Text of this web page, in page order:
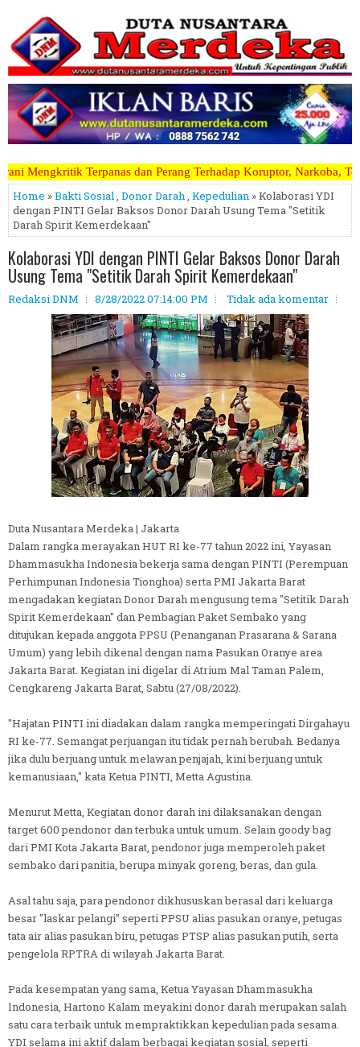
Terhadap Koruptor, Narkoba, Teroris Musuh Rakyat
Home »Bakti Sosial, Donor Darah, Kepedulian » Kolaborasi YDI
dengan PINTI Gelar Baksos Donor Darah Usung Tema "Setitik
Darah Spirit Kemerdekaan"
Kolaborasi YDI dengan PINTI Gelar Baksos Donor Darah
Usung Tema "Setitik Darah Spirit Kemerdekaan"
Redaksi DNM 8/28/2022 07:14:00 PM Tidak ada komentar
Duta Nusantara Merdeka | Jakarta
Dalam rangka merayakan HUT RI ke-77 tahun 2022 ini, Yayasan
Dhammasukha Indonesia bekerja sama dengan PINTI (Perempuan
Perhimpunan Indonesia Tionghoa) serta PMI Jakarta Barat
mengadakan kegiatan Donor Darah mengusung tema "Setitik Darah
Spirit Kemerdekaan" dan Pembagian Paket Sembako yang
ditujukan kepada anggota PPSU (Penanganan Prasarana & Sarana
Umum) yang lebih dikenal dengan nama Pasukan Oranye area
Jakarta Barat. Kegiatan ini digelar di Atrium Mal Taman Palem,
Cengkareng Jakarta Barat, Sabtu (27/08/2022).
"Hajatan PINTI ini diadakan dalam rangka memperingati Dirgahayu
RI ke-77. Semangat perjuangan itu tidak pernah berubah. Bedanya
jika dulu berjuang untuk melawan penjajah, kini berjuang untuk
kemanusiaan," kata Ketua PINTI, Metta Agustina.
Menurut Metta, Kegiatan donor darah ini dilaksanakan dengan
target 600 pendonor dan terbuka untuk umum. Selain goody bag
dari PMI Kota Jakarta Barat, pendonor juga memperoleh paket
sembako dari panitia, berupa minyak goreng, beras, dan gula.
Asal tahu saja, para pendonor dikhususkan berasal dari keluarga
besar "laskar pelangi" seperti PPSU alias pasukan oranye, petugas
tata air alias pasukan biru, petugas PTSP alias pasukan putih, serta
pengelola RPTRA di wilayah Jakarta Barat.
Pada kesempatan yang sama, Ketua Yayasan Dhammasukha
Indonesia, Hartono Kalam meyakini donor darah merupakan salah
satu cara terbaik untuk mempraktikkan kepedulian pada sesama.
YDI selama ini aktif dalam berbagai kegiatan sosial, seperti